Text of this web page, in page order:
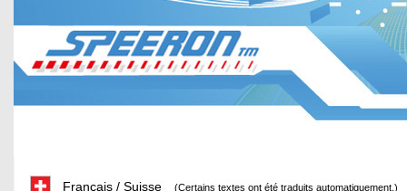
Français / Suisse (Certains textes ont été traduits automatiquement.)